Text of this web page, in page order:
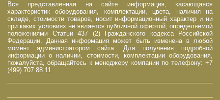
Вся представленная на сайте информация, касающаяся
характеристик оборудования, комплектации, цвета, наличия на
складе, стоимости товаров, носит информационный характер и ни
при каких условиях не является публичной офертой, определяемой
положениями Статьи 437 (2) Гражданского кодекса Российской
Федерации. Данная информация может быть изменена в любой
момент администратором сайта. Для получения подробной
информации о наличии, стоимости, комплектации оборудования,
пожалуйста, обращайтесь к менеджеру компании по телефону: +7
(499) 707 88 11